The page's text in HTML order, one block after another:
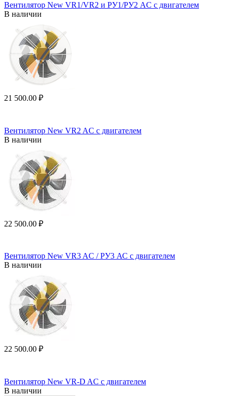
Вентилятор New VR1/VR2 и РУ1/РУ2 AC с двигателем
В наличии
21 500.00 ₽
Вентилятор New VR2 AC с двигателем
В наличии
22 500.00 ₽
Вентилятор New VR3 AC / РУ3 АС с двигателем
В наличии
22 500.00 ₽
Вентилятор New VR-D AC с двигателем
В наличии